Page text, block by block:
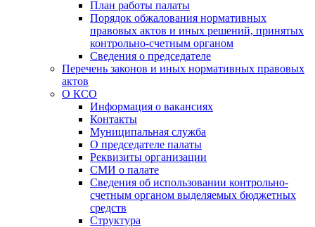
План работы палаты
Порядок обжалования нормативных
правовых актов и иных решений, принятых
контрольно-счетным органом
Сведения о председателе
Перечень законов и иных нормативных правовых
актов
О КСО
Информация о вакансиях
Контакты
Муниципальная служба
О председателе палаты
Реквизиты организации
СМИ о палате
Сведения об использовании контрольно-
счетным органом выделяемых бюджетных
средств
Структура